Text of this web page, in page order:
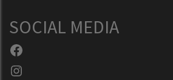
SOCIAL MEDIA
Facebook
Instagram